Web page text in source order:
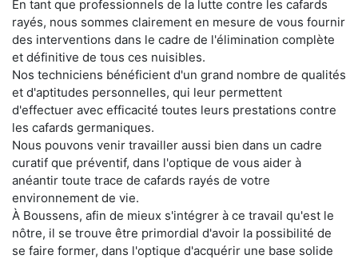
En tant que professionnels de la lutte contre les cafards
rayés, nous sommes clairement en mesure de vous fournir
des interventions dans le cadre de l'élimination complète
et définitive de tous ces nuisibles.
Nos techniciens bénéficient d'un grand nombre de qualités
et d'aptitudes personnelles, qui leur permettent
d'effectuer avec efficacité toutes leurs prestations contre
les cafards germaniques.
Nous pouvons venir travailler aussi bien dans un cadre
curatif que préventif, dans l'optique de vous aider à
anéantir toute trace de cafards rayés de votre
environnement de vie.
À Boussens, afin de mieux s'intégrer à ce travail qu'est le
nôtre, il se trouve être primordial d'avoir la possibilité de
se faire former, dans l'optique d'acquérir une base solide